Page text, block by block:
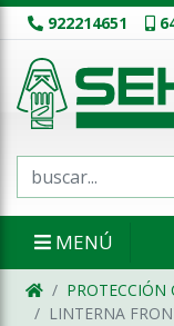
922214651
MENÚ
PROTECCIÓN
LINTERNA